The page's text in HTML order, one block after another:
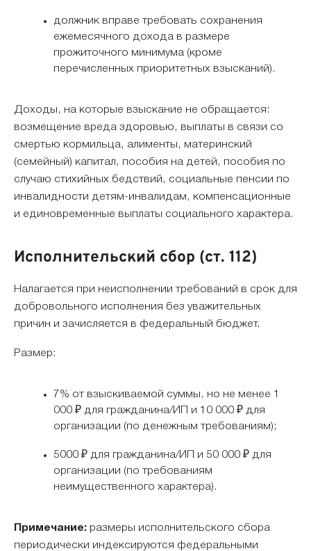
должник вправе требовать сохранения
ежемесячного дохода в размере
прожиточного минимума (кроме
перечисленных приоритетных взысканий).
Доходы, на которые взыскание не обращается:
возмещение вреда здоровью, выплаты в связи со
смертью кормильца, алименты, материнский
(семейный) капитал, пособия на детей, пособия по
случаю стихийных бедствий, социальные пенсии по
инвалидности детям-инвалидам, компенсационные
и единовременные выплаты социального характера.
Исполнительский сбор (ст. 112)
Налагается при неисполнении требований в срок для
добровольного исполнения без уважительных
причин и зачисляется в федеральный бюджет.
Размер:
7% от взыскиваемой суммы, но не менее 1
000 ₽ для гражданина/ИП и 10 000 ₽ для
организации (по денежным требованиям);
5000 ₽ для гражданина/ИП и 50 000 ₽ для
организации (по требованиям
неимущественного характера).
Примечание: размеры исполнительского сбора
периодически индексируются федеральными